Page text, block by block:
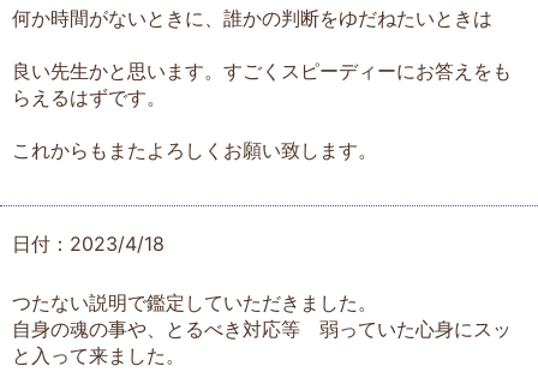
何か時間がないときに、誰かの判断をゆだねたいときは
良い先生かと思います。すごくスピーディーにお答えをも
らえるはずです。
これからもまたよろしくお願い致します。
日付：2023/4/18
つたない説明で鑑定していただきました。
自身の魂の事や、とるべき対応等 弱っていた心身にスッ
と入って来ました。